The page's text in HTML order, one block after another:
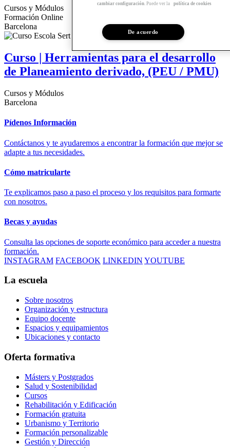
Cursos y Módulos
Formación Online
Barcelona
Curso | Herramientas para el desarrollo
de Planeamiento derivado, (PEU / PMU)
Cursos y Módulos
Barcelona
Pídenos Información
Contáctanos y te ayudaremos a encontrar la formación que mejor se
adapte a tus necesidades.
Cómo matricularte
Te explicamos paso a paso el proceso y los requisitos para formarte
con nosotros.
Becas y ayudas
Consulta las opciones de soporte económico para acceder a nuestra
formación.
INSTAGRAM FACEBOOK LINKEDIN YOUTUBE
La escuela
Sobre nosotros
Organización y estructura
Equipo docente
Espacios y equipamientos
Ubicaciones y contacto
Oferta formativa
Másters y Postgrados
Salud y Sostenibilidad
Cursos
Rehabilitación y Edificación
Formación gratuita
Urbanismo y Territorio
Formación personalizable
Gestión y Dirección
cambiar configuración. Puede ver la política de cookies
De acuerdo